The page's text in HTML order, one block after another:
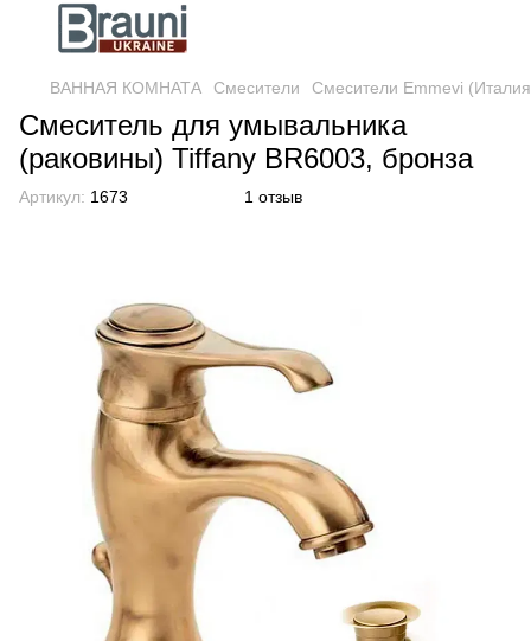
ВАННАЯ КОМНАТА Смесители Смесители Emmevi
Смеситель для умывальника
(раковины) Tiffany BR6003, бронза
Артикул: 1673 1 отзыв